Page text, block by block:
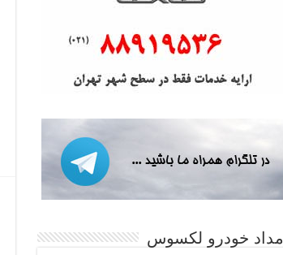
امداد خودرو لکسوس